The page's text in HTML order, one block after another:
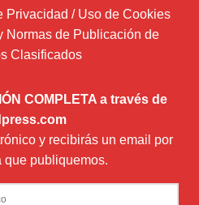
Privacidad / Uso de Cookies
Normas de Publicación de
Clasificados
COMPLETA a través de
y recibirás un email por
que publiquemos.